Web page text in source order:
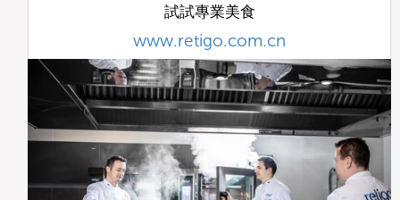
試試專業美食
www.retigo.com.cn